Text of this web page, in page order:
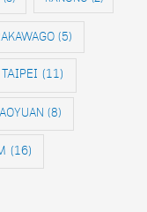
(5)
TAIPEI (11)
(8)
(16)